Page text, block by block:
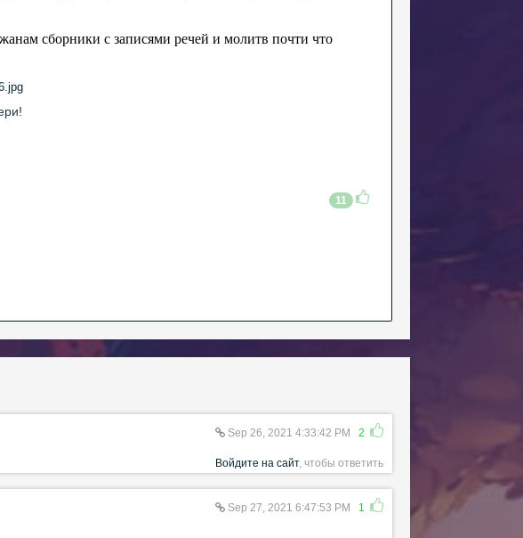
сборники с записями речей и молитв почти что
11
Sep 26, 2021 4:33:42 PM 2
Войдите на сайт, чтобы ответить
Sep 27, 2021 6:47:53 PM 1